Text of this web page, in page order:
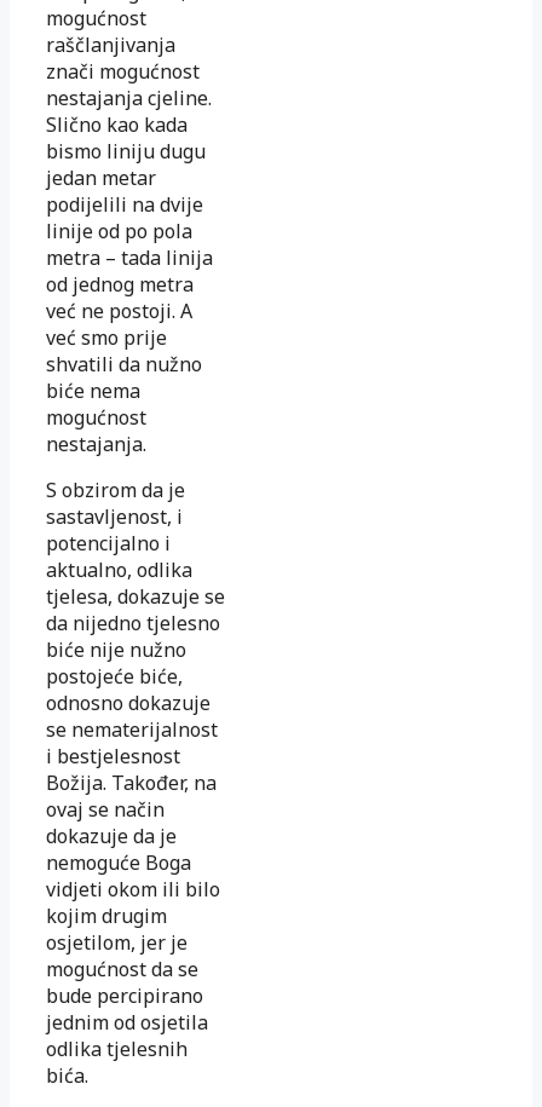
mogućnost
raščlanjivanja
znači mogućnost
nestajanja cjeline.
Slično kao kada
bismo liniju dugu
jedan metar
podijelili na dvije
linije od po pola
metra – tada linija
od jednog metra
već ne postoji. A
već smo prije
shvatili da nužno
biće nema
mogućnost
nestajanja.
S obzirom da je
sastavljenost, i
potencijalno i
aktualno, odlika
tjelesa, dokazuje se
da nijedno tjelesno
biće nije nužno
postojeće biće,
odnosno dokazuje
se nematerijalnost
i bestjelesnost
Božija. Također, na
ovaj se način
dokazuje da je
nemoguće Boga
vidjeti okom ili bilo
kojim drugim
osjetilom, jer je
mogućnost da se
bude percipirano
jednim od osjetila
odlika tjelesnih
bića.